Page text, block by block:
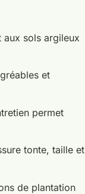
sols argileux
et
permet
tonte, taille et
de plantation